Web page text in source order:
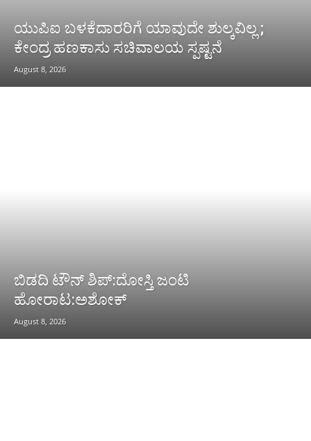
ಯುಪಿಐ ಬಳಕೆದಾರರಿಗೆ ಯಾವುದೇ ಶುಲ್ಕವಿಲ್ಲ ;
ಕೇಂದ್ರ ಹಣಕಾಸು ಸಚಿವಾಲಯ ಸ್ಪಷ್ಟನೆ
August 8, 2026
ಬಿಡದಿ ಟೌನ್ ಶಿಪ್:ದೋಸ್ತಿ ಜಂಟಿ
ಹೋರಾಟ:ಅಶೋಕ್
August 8, 2026